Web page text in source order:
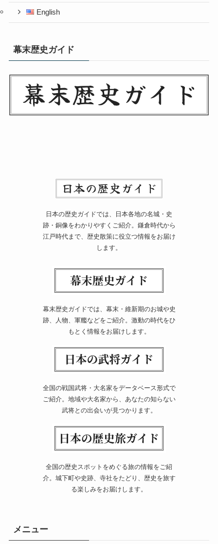
English
幕末歴史ガイド
日本の歴史ガイドでは、日本各地の名城・史
跡・銅像をわかりやすくご紹介。鎌倉時代から
江戸時代まで、歴史散策に役立つ情報をお届け
します。
幕末歴史ガイドでは、幕末・維新期のお城や史
跡、人物、軍艦などをご紹介。激動の時代をひ
もとく情報をお届けします。
全国の戦国武将・大名家をデータベース形式で
ご紹介。地域や大名家から、あなたの知らない
武将との出会いが見つかります。
全国の歴史スポットをめぐる旅の情報をご紹
介。城下町や史跡、寺社をたどり、歴史を旅す
る楽しみをお届けします。
メニュー